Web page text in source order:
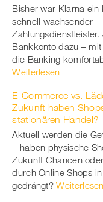
Bisher war Klarna ein
schnell wachsender
Bankkonto dazu –
die Banking
Weiterlesen
E-Commerce vs.
Zukunft haben
stationären Handel?
Aktuell werden die
– haben physische
Zukunft Chancen
durch Online Shops
gedrängt? Weiterlesen